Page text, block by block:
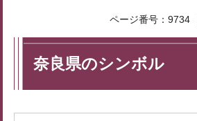
ページ番号：9734
奈良県のシンボル